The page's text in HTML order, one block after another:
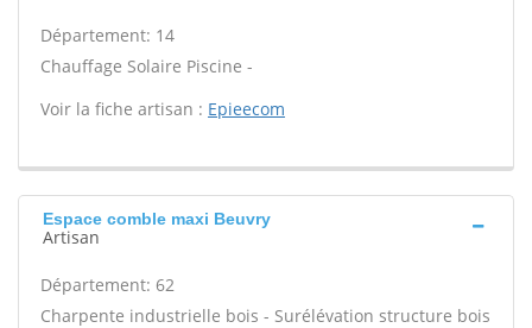
Département: 14
Chauffage Solaire Piscine -
Voir la fiche artisan : Epieecom
Espace comble maxi Beuvry
Artisan
Département: 62
Charpente industrielle bois - Surélévation structure bois